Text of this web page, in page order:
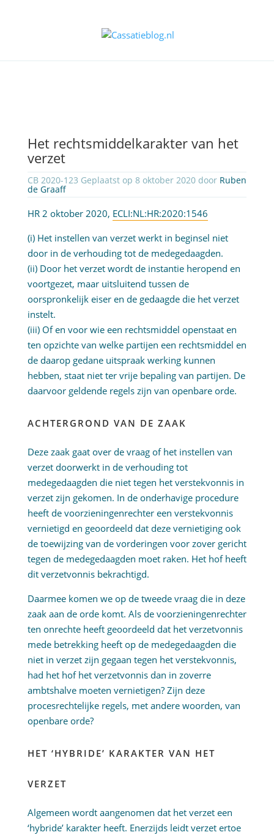
Het rechtsmiddelkarakter van het
verzet
CB 2020-123 Geplaatst op 8 oktober 2020 door Ruben
de Graaff
HR 2 oktober 2020, ECLI:NL:HR:2020:1546
(i) Het instellen van verzet werkt in beginsel niet
door in de verhouding tot de medegedaagden.
(ii) Door het verzet wordt de instantie heropend en
voortgezet, maar uitsluitend tussen de
oorspronkelijk eiser en de gedaagde die het verzet
instelt.
(iii) Of en voor wie een rechtsmiddel openstaat en
ten opzichte van welke partijen een rechtsmiddel en
de daarop gedane uitspraak werking kunnen
hebben, staat niet ter vrije bepaling van partijen. De
daarvoor geldende regels zijn van openbare orde.
ACHTERGROND VAN DE ZAAK
Deze zaak gaat over de vraag of het instellen van
verzet doorwerkt in de verhouding tot
medegedaagden die niet tegen het verstekvonnis in
verzet zijn gekomen. In de onderhavige procedure
heeft de voorzieningenrechter een verstekvonnis
vernietigd en geoordeeld dat deze vernietiging ook
de toewijzing van de vorderingen voor zover gericht
tegen de medegedaagden moet raken. Het hof heeft
dit verzetvonnis bekrachtigd.
Daarmee komen we op de tweede vraag die in deze
zaak aan de orde komt. Als de voorzieningenrechter
ten onrechte heeft geoordeeld dat het verzetvonnis
mede betrekking heeft op de medegedaagden die
niet in verzet zijn gegaan tegen het verstekvonnis,
had het hof het verzetvonnis dan in zoverre
ambtshalve moeten vernietigen? Zijn deze
procesrechtelijke regels, met andere woorden, van
openbare orde?
HET ‘HYBRIDE’ KARAKTER VAN HET
VERZET
Algemeen wordt aangenomen dat het verzet een
‘hybride’ karakter heeft. Enerzijds leidt verzet ertoe